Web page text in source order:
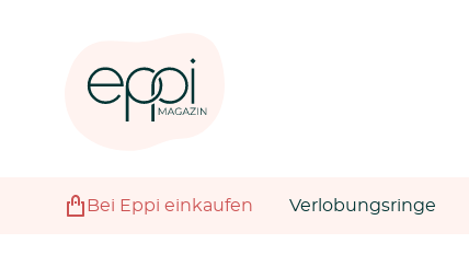
Bei Eppi einkaufen Verlobungsringe